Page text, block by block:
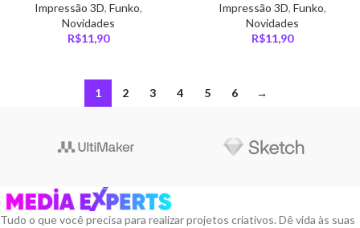
Impressão 3D, Funko,
Novidades
R$11,90
Impressão 3D, Funko,
Novidades
R$11,90
1 2 3 4 5 6 →
Tudo o que você precisa para realizar projetos criativos. Dê vida às suas